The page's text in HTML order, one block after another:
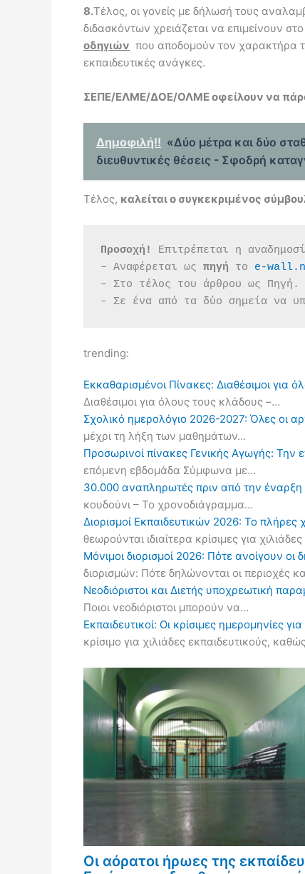
8.Τέλος, οι γονείς με δήλωσή τους
διδασκόντων χρειάζεται να επιμείνουν
οδηγιών που αποδομούν τον χαρακτήρα
εκπαιδευτικές ανάγκες.
ΣΕΠΕ/ΕΛΜΕ/ΔΟΕ/ΟΛΜΕ οφείλουν να
Δημοφιλή!! «Δύο μέτρα και δύο
διευθυντικές θέσεις - Σφοδρή
Τέλος, καλείται ο συγκεκριμένος
Προσοχή!
Επιτρέπεται η
– Αναφέρεται ως πηγή το e-
– Στο τέλος του άρθρου ως Πηγή.
– Σε ένα από τα δύο σημεία να
trending:
Εκκαθαρισμένοι Πίνακες: Διαθέσιμοι για
Διαθέσιμοι για όλους τους κλάδους –…
Σχολικό ημερολόγιο 2026-2027: Όλες οι
μέχρι τη λήξη των μαθημάτων…
Προσωρινοί πίνακες Γενικής Αγωγής:
επόμενη εβδομάδα Σύμφωνα με…
30.000 αναπληρωτές πριν από την
κουδούνι – Το χρονοδιάγραμμα…
Διορισμοί Εκπαιδευτικών 2026: Το
θεωρούνται ιδιαίτερα κρίσιμες για
Μόνιμοι διορισμοί 2026: Πότε ανοίγουν
διορισμών: Πότε δηλώνονται οι περιοχές
Νεοδιόριστοι και Διετής υποχρεωτική
Ποιοι νεοδιόριστοι μπορούν να…
Εκπαιδευτικοί: Οι κρίσιμες ημερομηνίες
κρίσιμο για χιλιάδες εκπαιδευτικούς,
Οι αόρατοι ήρωες της